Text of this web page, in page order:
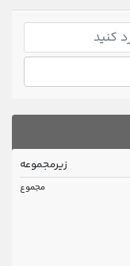
زیرمجموعه
مجموع